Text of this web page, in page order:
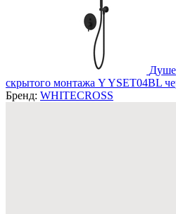
скрытого монтажа Y YSET04BL
Бренд: WHITECROSS